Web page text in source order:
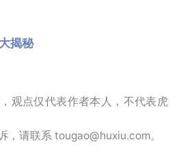
揭秘
观点仅代表作者本人，不代表虎
，请联系 tougao@huxiu.com。